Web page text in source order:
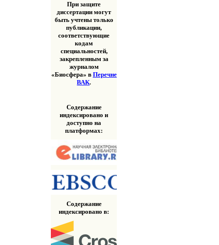
При защите
диссертации могут
быть учтены только
публикации,
соответствующие
кодам
специальностей,
закрепленным за
журналом
«Биосфера» в Перечне
ВАК.
Содержание
индексировано и
доступно на
платформах:
Содержание
индексировано в: